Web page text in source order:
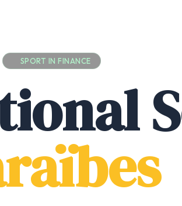
SPORT IN FINANCE